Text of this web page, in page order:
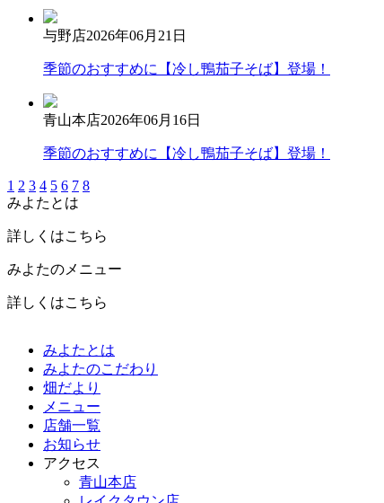
与野店2026年06月21日
季節のおすすめに【冷し鴨茄子そば】登場！
青山本店2026年06月16日
季節のおすすめに【冷し鴨茄子そば】登場！
1 2 3 4 5 6 7 8
みよたとは
詳しくはこちら
みよたのメニュー
詳しくはこちら
みよたとは
みよたのこだわり
畑だより
メニュー
店舗一覧
お知らせ
アクセス
青山本店